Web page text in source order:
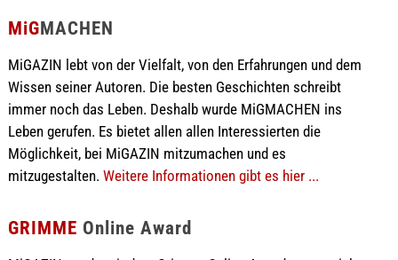
MiGMACHEN
MiGAZIN lebt von der Vielfalt, von den Erfahrungen und dem
Wissen seiner Autoren. Die besten Geschichten schreibt
immer noch das Leben. Deshalb wurde MiGMACHEN ins
Leben gerufen. Es bietet allen allen Interessierten die
Möglichkeit, bei MiGAZIN mitzumachen und es
mitzugestalten. Weitere Informationen gibt es hier ...
GRIMME Online Award